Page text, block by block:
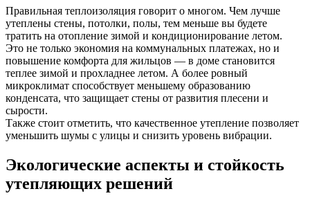
Правильная теплоизоляция говорит о многом. Чем лучше
утеплены стены, потолки, полы, тем меньше вы будете
тратить на отопление зимой и кондиционирование летом.
Это не только экономия на коммунальных платежах, но и
повышение комфорта для жильцов — в доме становится
теплее зимой и прохладнее летом. А более ровный
микроклимат способствует меньшему образованию
конденсата, что защищает стены от развития плесени и
сырости.
Также стоит отметить, что качественное утепление позволяет
уменьшить шумы с улицы и снизить уровень вибрации.
Экологические аспекты и стойкость
утепляющих решений